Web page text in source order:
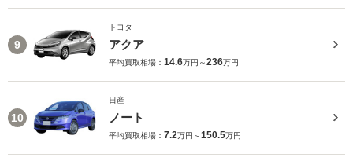
9
トヨタ
アクア
平均買取相場： 14.6万円～236万円
10
日産
ノート
平均買取相場： 7.2万円～150.5万円